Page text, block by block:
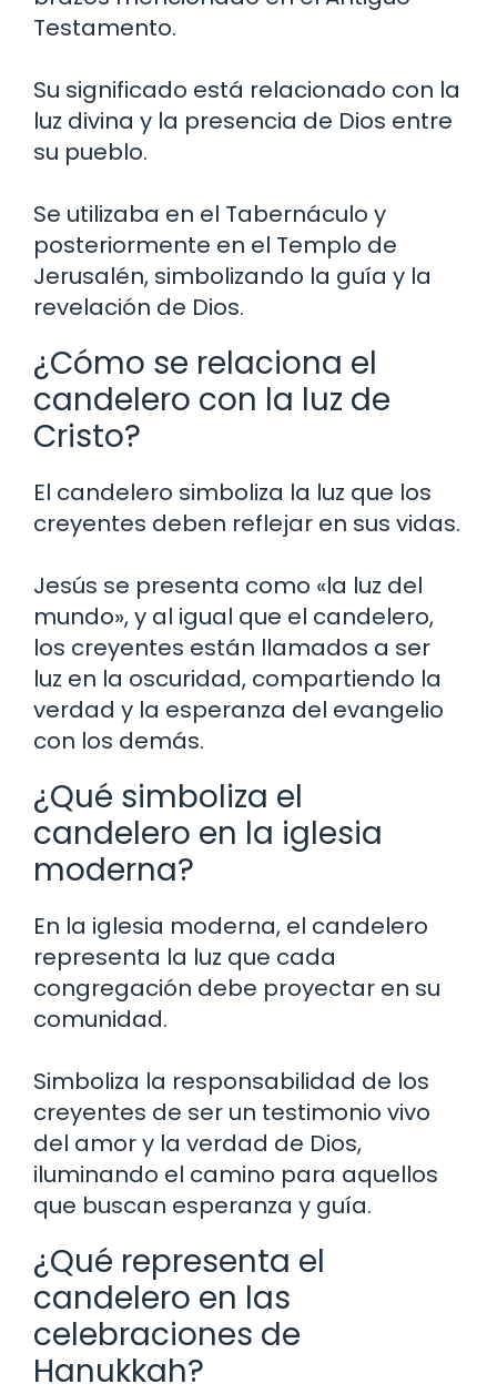
Testamento.
Su significado está relacionado con la
luz divina y la presencia de Dios entre
su pueblo.
Se utilizaba en el Tabernáculo y
posteriormente en el Templo de
Jerusalén, simbolizando la guía y la
revelación de Dios.
¿Cómo se relaciona el
candelero con la luz de
Cristo?
El candelero simboliza la luz que los
creyentes deben reflejar en sus vidas.
Jesús se presenta como «la luz del
mundo», y al igual que el candelero,
los creyentes están llamados a ser
luz en la oscuridad, compartiendo la
verdad y la esperanza del evangelio
con los demás.
¿Qué simboliza el
candelero en la iglesia
moderna?
En la iglesia moderna, el candelero
representa la luz que cada
congregación debe proyectar en su
comunidad.
Simboliza la responsabilidad de los
creyentes de ser un testimonio vivo
del amor y la verdad de Dios,
iluminando el camino para aquellos
que buscan esperanza y guía.
¿Qué representa el
candelero en las
celebraciones de
Hanukkah?